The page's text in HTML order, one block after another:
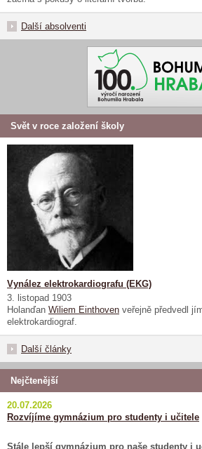
Další absolventi
Svět v roce založení školy
Vynález elektrokardiografu (EKG)
3. listopad 1903
Holanďan Wiliem Einthoven veřejně předvedl
elektrokardiograf.
Další články
Nejčtenější
20.07.2026
Rozvíjíme gymnázium pro studenty i učitele
Stále lepší gymnázium pro naše studenty i